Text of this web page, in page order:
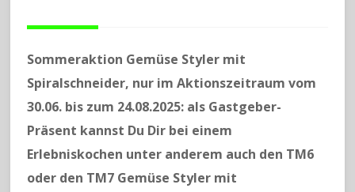
Sommeraktion Gemüse Styler mit
Spiralschneider, nur im Aktionszeitraum vom
30.06. bis zum 24.08.2025: als Gastgeber-
Präsent kannst Du Dir bei einem
Erlebniskochen unter anderem auch den TM6
oder den TM7 Gemüse Styler mit